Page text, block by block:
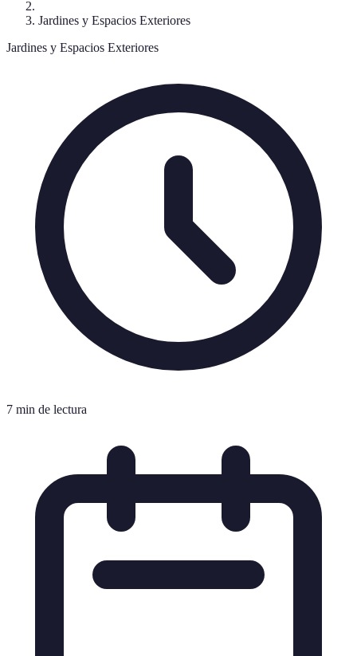
Jardines y Espacios Exteriores
Jardines y Espacios Exteriores
7 min de lectura